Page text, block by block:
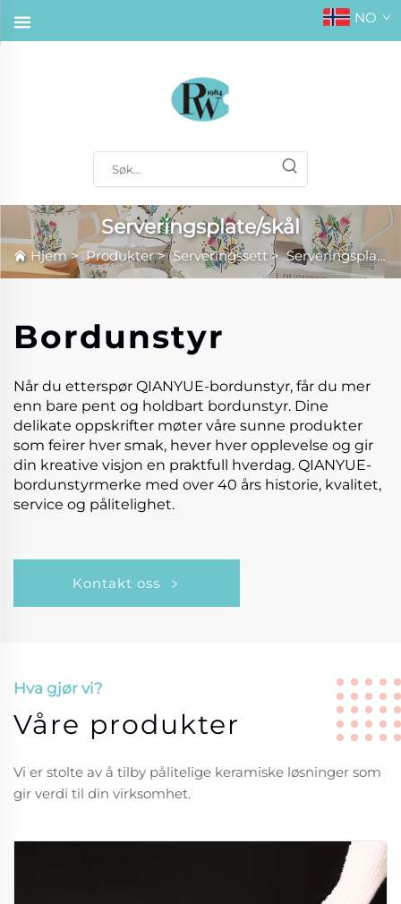
NO
Serveringsplate/skål
Hjem>Produkter>Serveringssett >Serveringsplate/skål
Bordunstyr
Når du etterspør QIANYUE-bordunstyr, får du mer
enn bare pent og holdbart bordunstyr. Dine
delikate oppskrifter møter våre sunne produkter
som feirer hver smak, hever hver opplevelse og gir
din kreative visjon en praktfull hverdag. QIANYUE-
bordunstyrmerke med over 40 års historie, kvalitet,
service og pålitelighet.
Kontakt oss
Hva gjør vi?
Våre produkter
Vi er stolte av å tilby pålitelige keramiske løsninger som
gir verdi til din virksomhet.